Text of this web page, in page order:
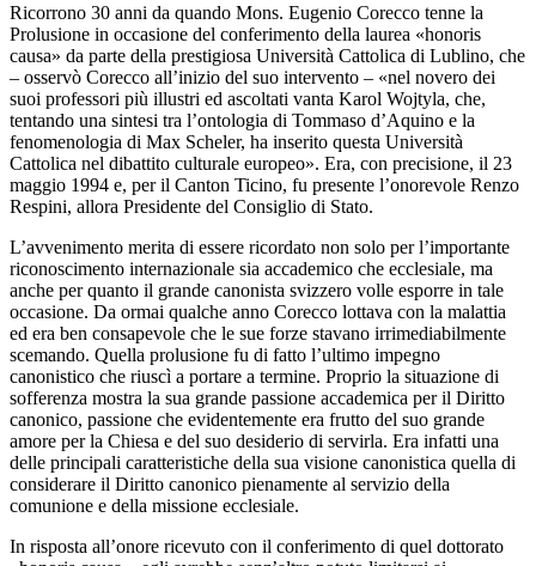
Ricorrono 30 anni da quando Mons. Eugenio Corecco tenne la
Prolusione in occasione del conferimento della laurea «honoris
causa» da parte della prestigiosa Università Cattolica di Lublino, che
– osservò Corecco all’inizio del suo intervento – «nel novero dei
suoi professori più illustri ed ascoltati vanta Karol Wojtyla, che,
tentando una sintesi tra l’ontologia di Tommaso d’Aquino e la
fenomenologia di Max Scheler, ha inserito questa Università
Cattolica nel dibattito culturale europeo». Era, con precisione, il 23
maggio 1994 e, per il Canton Ticino, fu presente l’onorevole Renzo
Respini, allora Presidente del Consiglio di Stato.
L’avvenimento merita di essere ricordato non solo per l’importante
riconoscimento internazionale sia accademico che ecclesiale, ma
anche per quanto il grande canonista svizzero volle esporre in tale
occasione. Da ormai qualche anno Corecco lottava con la malattia
ed era ben consapevole che le sue forze stavano irrimediabilmente
scemando. Quella prolusione fu di fatto l’ultimo impegno
canonistico che riuscì a portare a termine. Proprio la situazione di
sofferenza mostra la sua grande passione accademica per il Diritto
canonico, passione che evidentemente era frutto del suo grande
amore per la Chiesa e del suo desiderio di servirla. Era infatti una
delle principali caratteristiche della sua visione canonistica quella di
considerare il Diritto canonico pienamente al servizio della
comunione e della missione ecclesiale.
In risposta all’onore ricevuto con il conferimento di quel dottorato